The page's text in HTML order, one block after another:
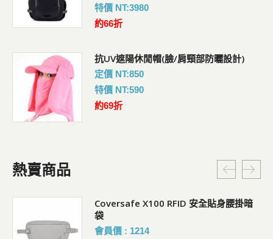
特價 NT:3980
約66折
抗UV遮陽休閒帽(臉/肩頸部防曬設計)
定價 NT:850
特價 NT:590
約69折
熱賣商品
Coversafe X100 RFID 安全貼身腰掛暗
袋
會員價 : 1214